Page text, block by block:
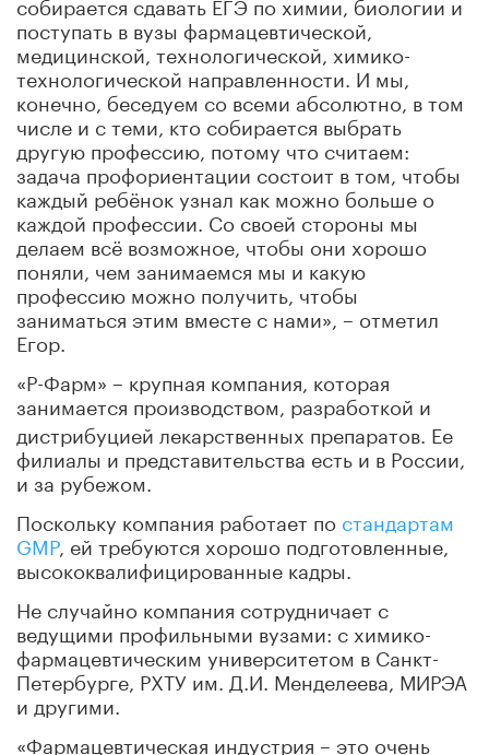
поступать в вузы фармацевтической,
медицинской, технологической, химико-
технологической направленности. И мы,
конечно, беседуем со всеми абсолютно, в том
числе и с теми, кто собирается выбрать
другую профессию, потому что считаем:
задача профориентации состоит в том, чтобы
каждый ребёнок узнал как можно больше о
каждой профессии. Со своей стороны мы
делаем всё возможное, чтобы они хорошо
поняли, чем занимаемся мы и какую
профессию можно получить, чтобы
заниматься этим вместе с нами», – отметил
Егор.
«Р-Фарм» – крупная компания, которая
занимается производством, разработкой и
дистрибуцией лекарственных препаратов. Ее
филиалы и представительства есть и в России,
и за рубежом.
Поскольку компания работает по стандартам
GMP, ей требуются хорошо подготовленные,
высококвалифицированные кадры.
Не случайно компания сотрудничает с
ведущими профильными вузами: с химико-
фармацевтическим университетом в Санкт-
Петербурге, РХТУ им. Д.И. Менделеева, МИРЭА
и другими.
«Фармацевтическая индустрия – это очень